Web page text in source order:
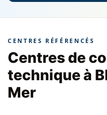
CENTRES RÉFÉRENCÉS
Centres de
technique à
Mer